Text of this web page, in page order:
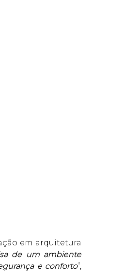
em arquitetura
de um ambiente
e conforto“,